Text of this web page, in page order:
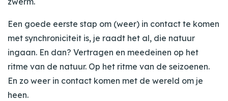
Een goede eerste stap om (weer) in contact te komen
met synchroniciteit is, je raadt het al, die natuur
ingaan. En dan? Vertragen en meedeinen op het
ritme van de natuur. Op het ritme van de seizoenen.
En zo weer in contact komen met de wereld om je
heen.